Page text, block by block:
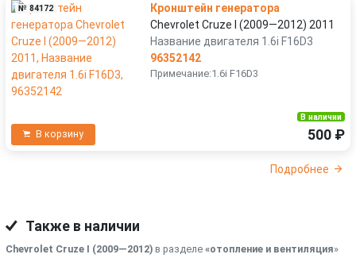
№ 84172
Кронштейн генератора
Chevrolet Cruze I (2009—2012) 2011
Название двигателя 1.6i F16D3
96352142
Примечание:1.6i F16D3
В корзину
В наличии
500 ₽
Подробнее
Также в наличии
Chevrolet Cruze I (2009—2012) в разделе «отопление и вентиляция»